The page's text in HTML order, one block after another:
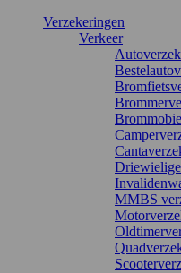
Verzekeringen
Verkeer
MMBS